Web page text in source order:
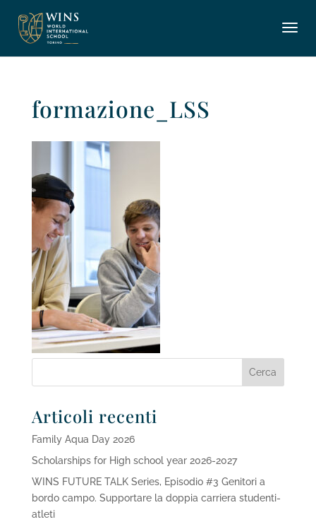
formazione_LSS
Articoli recenti
Family Aqua Day 2026
Scholarships for High school year 2026-2027
WINS FUTURE TALK Series, Episodio #3 Genitori a
bordo campo. Supportare la doppia carriera studenti-
atleti